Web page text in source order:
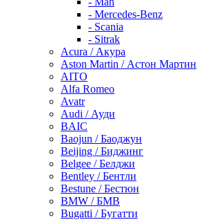
- Mercedes-Benz
- Scania
- Sitrak
Acura / Акура
Aston Martin / Астон Мартин
AITO
Alfa Romeo
Avatr
Audi / Ауди
BAIC
Baojun / Баоджун
Beijing / Биджинг
Belgee / Белджи
Bentley / Бентли
Bestune / Бестюн
BMW / БМВ
Bugatti / Бугатти